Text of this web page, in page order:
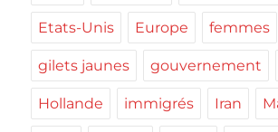
Etats-Unis Europe femmes
gilets jaunes gouvernement
Hollande immigrés Iran